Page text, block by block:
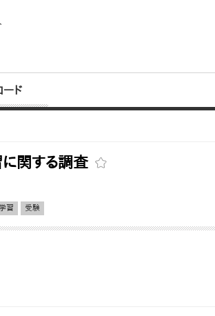
ド
関する調査
習 受験